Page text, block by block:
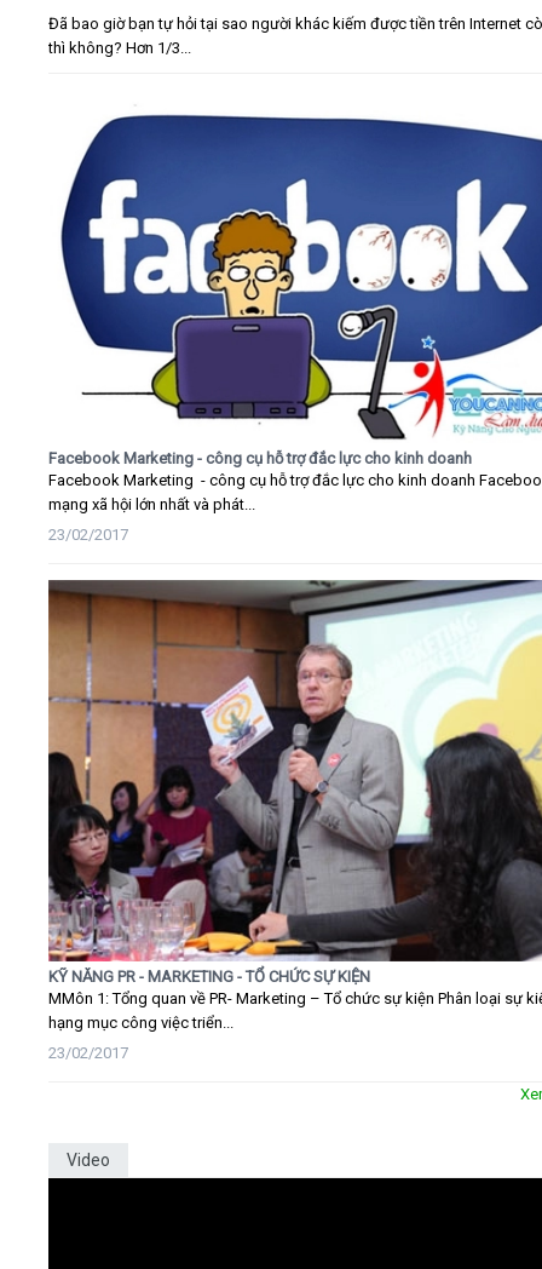
Đã bao giờ bạn tự hỏi tại sao người khác kiếm được tiền trên Internet
thì không? Hơn 1/3...
Facebook Marketing - công cụ hỗ trợ đắc lực cho kinh doanh
Facebook Marketing - công cụ hỗ trợ đắc lực cho kinh doanh
mạng xã hội lớn nhất và phát...
23/02/2017
KỸ NĂNG PR - MARKETING - TỔ CHỨC SỰ KIỆN
MMôn 1: Tổng quan về PR- Marketing – Tổ chức sự kiện Phân loại sự
hạng mục công việc triển...
23/02/2017
Video